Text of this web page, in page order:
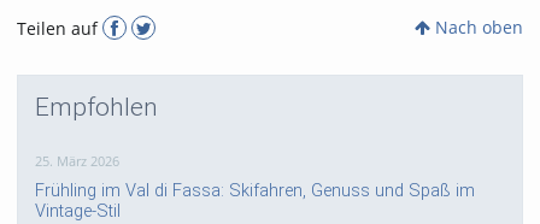
Teilen auf
Nach oben
Empfohlen
25. März 2026
Frühling im Val di Fassa: Skifahren, Genuss und Spaß im
Vintage-Stil